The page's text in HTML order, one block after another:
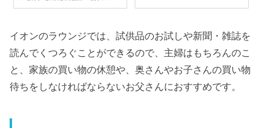
イオンのラウンジでは、試供品のお試しや新聞・雑誌を
読んでくつろぐことができるので、主婦はもちろんのこ
と、家族の買い物の休憩や、奥さんやお子さんの買い物
待ちをしなければならないお父さんにおすすめです。